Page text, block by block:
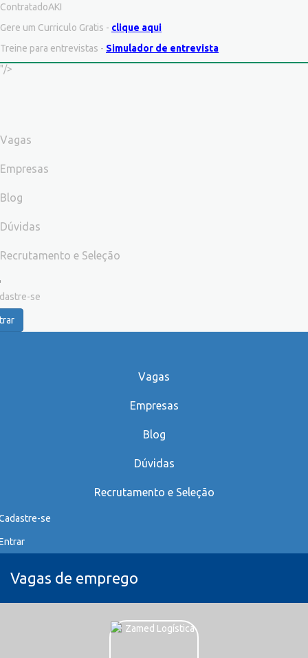
ContratadoAKI
Gere um Curriculo Gratis - clique aqui
Treine para entrevistas - Simulador de entrevista
"/>
Vagas
Empresas
Blog
Dúvidas
Recrutamento e Seleção
se
Vagas
Empresas
Blog
Dúvidas
Recrutamento e Seleção
se
Vagas de emprego